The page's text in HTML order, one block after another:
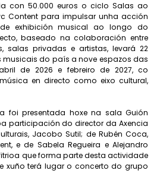
con 50.000 euros o ciclo Salas ao
Content para impulsar unha acción
exhibición musical ao longo do
baseado na colaboración entre
salas privadas e artistas, levará 22
do país a nove espazos das
de 2026 e febreiro de 2027, co
en directo como eixo cultural,
foi presentada hoxe na sala Guión
participación do director da Axencia
Jacobo Sutil; de Rubén Coca,
e de Sabela Regueira e Alejandro
que forma parte desta actividade
xuño terá lugar o concerto do grupo